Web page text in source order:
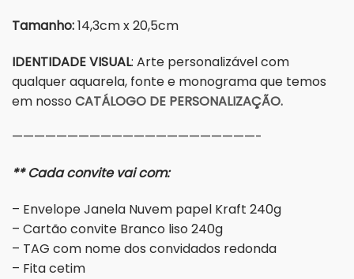
Tamanho:14,3cm x 20,5cm
IDENTIDADE VISUAL: Arte personalizável com
qualquer aquarela, fonte e monograma que temos
em nossoCATÁLOGO DE PERSONALIZAÇÃO.
——————————————————————-
** Cada convite vai com:
– Envelope Janela Nuvem papel Kraft 240g
– Cartão convite Branco liso 240g
– TAG com nome dos convidados redonda
– Fita cetim